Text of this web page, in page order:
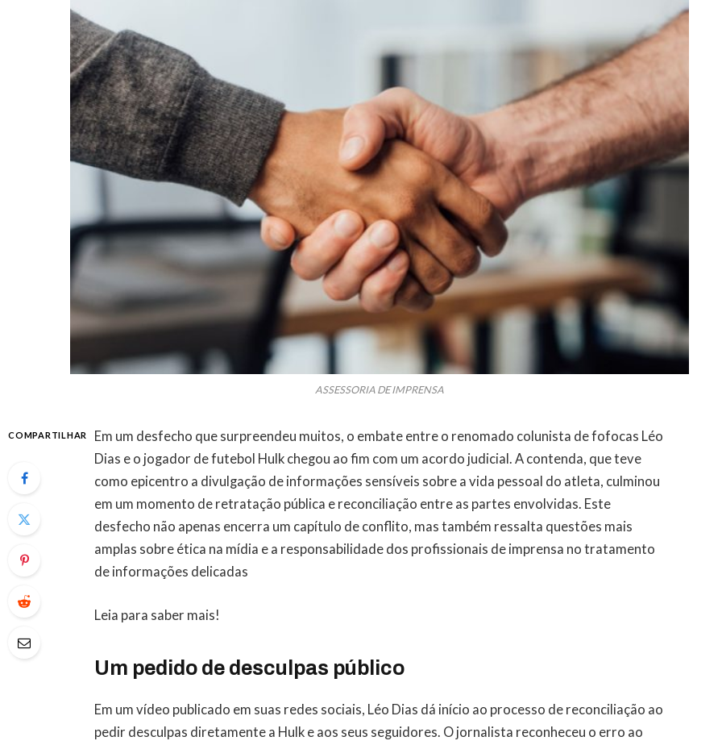
ASSESSORIA DE IMPRENSA
COMPARTILHAR
Em um desfecho que surpreendeu muitos, o embate entre o renomado colunista de fofocas Léo
Dias e o jogador de futebol Hulk chegou ao fim com um acordo judicial. A contenda, que teve
como epicentro a divulgação de informações sensíveis sobre a vida pessoal do atleta, culminou
em um momento de retratação pública e reconciliação entre as partes envolvidas. Este
desfecho não apenas encerra um capítulo de conflito, mas também ressalta questões mais
amplas sobre ética na mídia e a responsabilidade dos profissionais de imprensa no tratamento
de informações delicadas
Leia para saber mais!
Um pedido de desculpas público
Em um vídeo publicado em suas redes sociais, Léo Dias dá início ao processo de reconciliação ao
pedir desculpas diretamente a Hulk e aos seus seguidores. O jornalista reconheceu o erro ao